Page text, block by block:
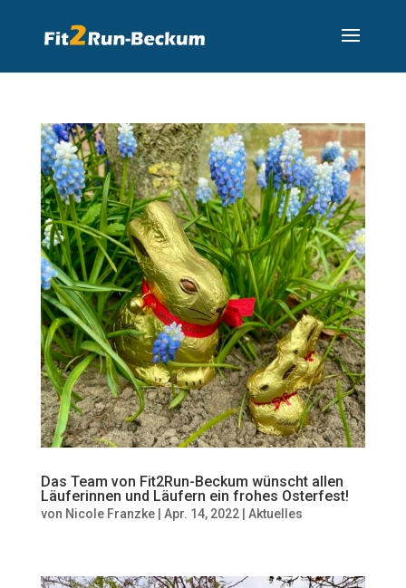
Das Team von Fit2Run-Beckum wünscht allen
Läuferinnen und Läufern ein frohes Osterfest!
von Nicole Franzke| Apr. 14, 2022| Aktuelles